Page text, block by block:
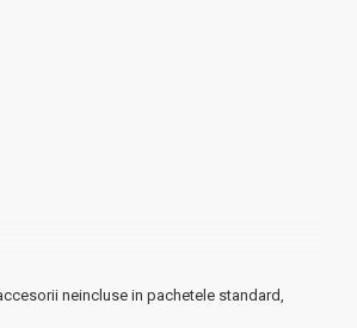
neincluse in pachetele standard,